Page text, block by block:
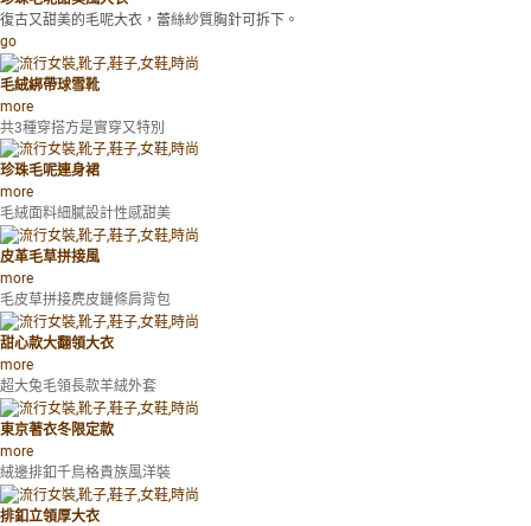
復古又甜美的毛呢大衣，蕾絲紗質胸針可拆下。
go
毛絨綁帶球雪靴
more
共3種穿搭方是實穿又特別
珍珠毛呢連身裙
more
毛絨面料細膩設計性感甜美
皮革毛草拼接風
more
毛皮草拼接麂皮鏈條肩背包
甜心款大翻領大衣
more
超大兔毛領長款羊絨外套
東京著衣冬限定款
more
絨邊排釦千鳥格貴族風洋裝
排釦立領厚大衣